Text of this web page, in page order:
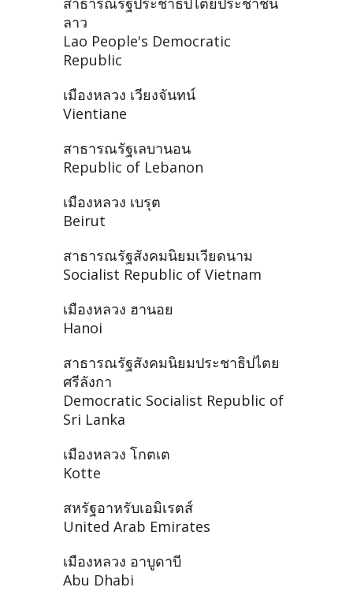
ลาว
Lao People's Democratic
Republic
เมืองหลวง เวียงจันทน์
Vientiane
สาธารณรัฐเลบานอน
Republic of Lebanon
เมืองหลวง เบรุต
Beirut
สาธารณรัฐสังคมนิยมเวียดนาม
Socialist Republic of Vietnam
เมืองหลวง ฮานอย
Hanoi
สาธารณรัฐสังคมนิยมประชาธิปไตย
ศรีลังกา
Democratic Socialist Republic of
Sri Lanka
เมืองหลวง โกตเต
Kotte
สหรัฐอาหรับเอมิเรตส์
United Arab Emirates
เมืองหลวง อาบูดาบี
Abu Dhabi